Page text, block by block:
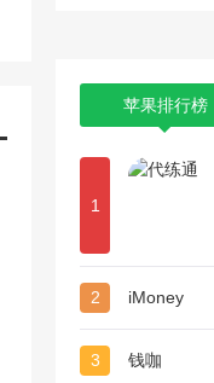
苹果排行榜
1
2 iMoney
3 钱咖